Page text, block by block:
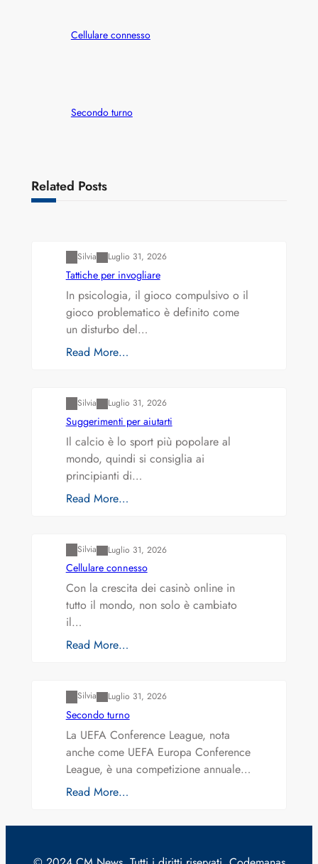
Cellulare connesso
Secondo turno
Related Posts
Silvia Luglio 31, 2026
Tattiche per invogliare
In psicologia, il gioco compulsivo o il
gioco problematico è definito come
un disturbo del…
Read More…
Silvia Luglio 31, 2026
Suggerimenti per aiutarti
Il calcio è lo sport più popolare al
mondo, quindi si consiglia ai
principianti di…
Read More…
Silvia Luglio 31, 2026
Cellulare connesso
Con la crescita dei casinò online in
tutto il mondo, non solo è cambiato
il…
Read More…
Silvia Luglio 31, 2026
Secondo turno
La UEFA Conference League, nota
anche come UEFA Europa Conference
League, è una competizione annuale…
Read More…